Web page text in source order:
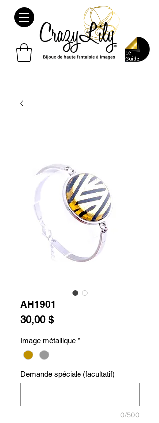
AH1901
30,00 $Prix
Image métallique *
Demande spéciale (facultatif)
0/500